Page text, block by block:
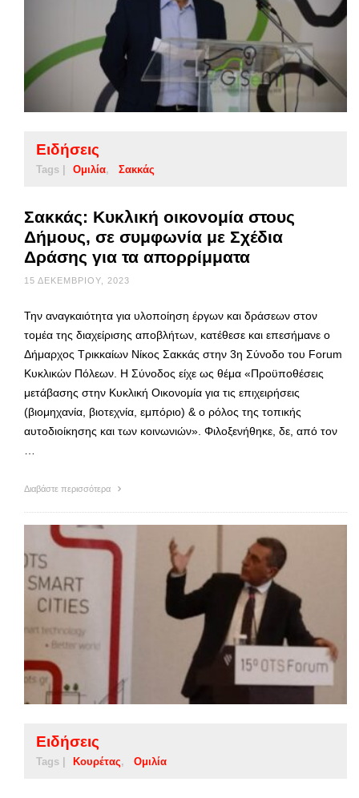
Ειδήσεις
Tags | Ομιλία Σακκάς
Σακκάς: Κυκλική οικονομία στους
Δήμους, σε συμφωνία με Σχέδια
Δράσης για τα απορρίμματα
15 ΔΕΚΕΜΒΡΊΟΥ, 2023
Την αναγκαιότητα για υλοποίηση έργων και δράσεων στον
τομέα της διαχείρισης αποβλήτων, κατέθεσε και επεσήμανε ο
Δήμαρχος Τρικκαίων Νίκος Σακκάς στην 3η Σύνοδο του Forum
Κυκλικών Πόλεων. Η Σύνοδος είχε ως θέμα «Προϋποθέσεις
μετάβασης στην Κυκλική Οικονομία για τις επιχειρήσεις
(βιομηχανία, βιοτεχνία, εμπόριο) & ο ρόλος της τοπικής
αυτοδιοίκησης και των κοινωνιών». Φιλοξενήθηκε, δε, από τον
Διαβάστε περισσότερα
Ειδήσεις
Tags | Κουρέτας Ομιλία